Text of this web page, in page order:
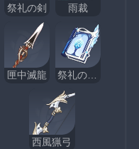
祭礼の剣 雨裁
匣中滅龍 祭礼の断片
西風猟弓